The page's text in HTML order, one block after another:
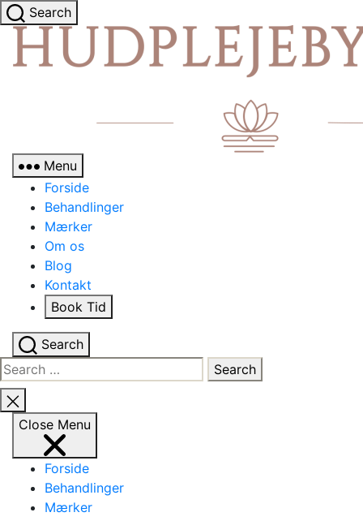
Search
Menu
Forside
Behandlinger
Mærker
Om os
Blog
Kontakt
Book Tid
Search
Search
for:
Close
search
Close Menu
Forside
Behandlinger
Mærker